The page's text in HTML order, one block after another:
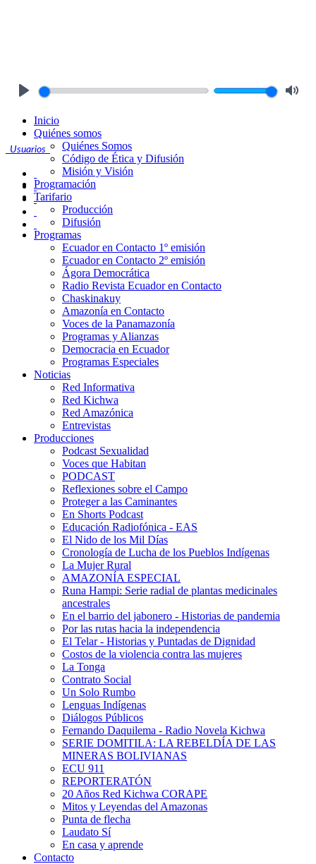
Usuarios
Inicio
Quiénes somos
Quiénes Somos
Código de Ética y Difusión
Misión y Visión
Programación
Tarifario
Producción
Difusión
Programas
Ecuador en Contacto 1º emisión
Ecuador en Contacto 2º emisión
Ágora Democrática
Radio Revista Ecuador en Contacto
Chaskinakuy
Amazonía en Contacto
Voces de la Panamazonía
Programas y Alianzas
Democracia en Ecuador
Programas Especiales
Noticias
Red Informativa
Red Kichwa
Red Amazónica
Entrevistas
Producciones
Podcast Sexualidad
Voces que Habitan
PODCAST
Reflexiones sobre el Campo
Proteger a las Caminantes
En Shorts Podcast
Educación Radiofónica - EAS
El Nido de los Mil Días
Cronología de Lucha de los Pueblos Indígenas
La Mujer Rural
AMAZONÍA ESPECIAL
Runa Hampi: Serie radial de plantas medicinales
ancestrales
En el barrio del jabonero - Historias de pandemia
Por las rutas hacia la independencia
El Telar - Historias y Puntadas de Dignidad
Costos de la violencia contra las mujeres
La Tonga
Contrato Social
Un Solo Rumbo
Lenguas Indígenas
Diálogos Públicos
Fernando Daquilema - Radio Novela Kichwa
SERIE DOMITILA: LA REBELDÍA DE LAS
MINERAS BOLIVIANAS
ECU 911
REPORTERATÓN
20 Años Red Kichwa CORAPE
Mitos y Leyendas del Amazonas
Punta de flecha
Laudato Sí
En casa y aprende
Contacto